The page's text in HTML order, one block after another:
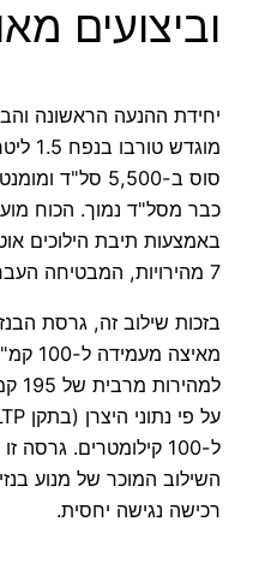
וביצועים
יחידת ההנעה הראשונה
כבר מסל"ד נמוך. הכוח
באמצעות תיבת הילוכים
7 מהירויות, המבטיחה העברות הילוכים מהירות וחלקות.
ל-100 קילומטרים.
השילוב המוכר של מנוע
רכישה נגישה יחסית.